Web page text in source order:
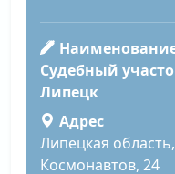
Судебный
Липецк
Адрес
Липецкая
Космонавтов, 24